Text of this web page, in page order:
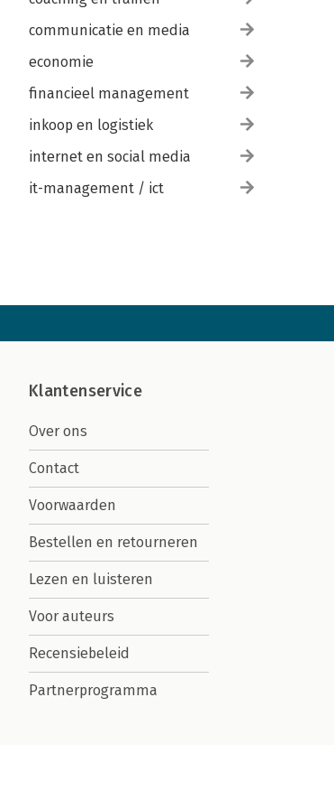
communicatie en media
economie
financieel management
inkoop en logistiek
internet en social media
it-management / ict
Klantenservice
Over ons
Contact
Voorwaarden
Bestellen en retourneren
Lezen en luisteren
Voor auteurs
Recensiebeleid
Partnerprogramma